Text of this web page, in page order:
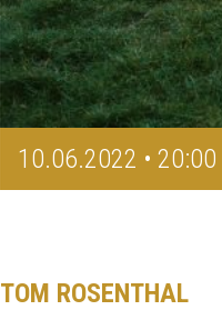
10.06.2022 • 20:00
TOM ROSENTHAL